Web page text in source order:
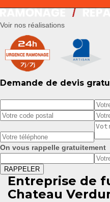
Voir nos réalisations
Demande de devis
On vous rappelle gratuitement
Entreprise de
Chateau